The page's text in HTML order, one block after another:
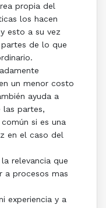
propia del
los hacen
esto a su vez
de lo que
un menor costo
ayuda a
las partes,
si es una
en el caso del
relevancia que
a procesos mas
experiencia y a